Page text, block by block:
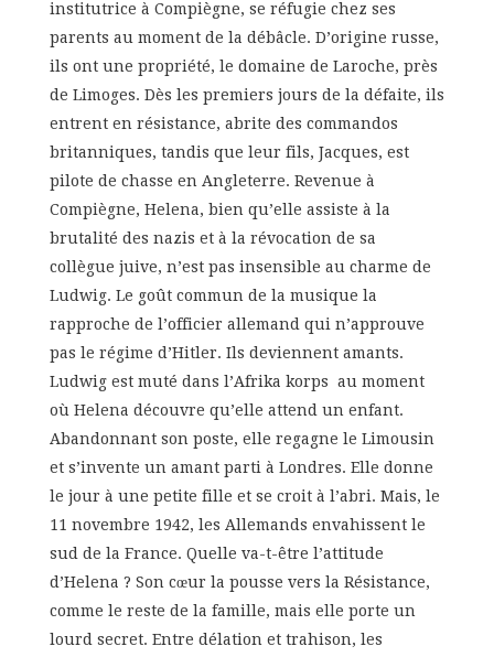
institutrice à Compiègne, se réfugie chez ses
parents au moment de la débâcle. D’origine russe,
ils ont une propriété, le domaine de Laroche, près
de Limoges. Dès les premiers jours de la défaite, ils
entrent en résistance, abrite des commandos
britanniques, tandis que leur fils, Jacques, est
pilote de chasse en Angleterre. Revenue à
Compiègne, Helena, bien qu’elle assiste à la
brutalité des nazis et à la révocation de sa
collègue juive, n’est pas insensible au charme de
Ludwig. Le goût commun de la musique la
rapproche de l’officier allemand qui n’approuve
pas le régime d’Hitler. Ils deviennent amants.
Ludwig est muté dans l’Afrika korps au moment
où Helena découvre qu’elle attend un enfant.
Abandonnant son poste, elle regagne le Limousin
et s’invente un amant parti à Londres. Elle donne
le jour à une petite fille et se croit à l’abri. Mais, le
11 novembre 1942, les Allemands envahissent le
sud de la France. Quelle va-t-être l’attitude
d’Helena ? Son cœur la pousse vers la Résistance,
comme le reste de la famille, mais elle porte un
lourd secret. Entre délation et trahison, les